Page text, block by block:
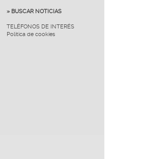
» BUSCAR NOTICIAS
TELÉFONOS DE INTERÉS
Política de cookies